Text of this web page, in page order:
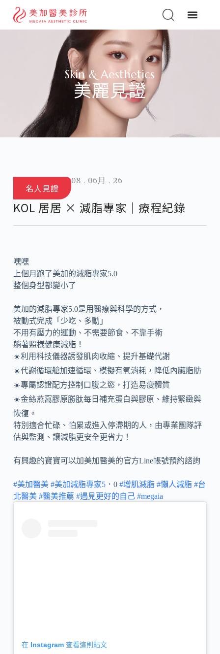
Skin & Aesthetics
美麗見證
名人見證
08 . 06月 . 26
KOL 居居 × 減脂專家｜療程紀錄
嘿嘿
上個月跑了美加的減脂專家5.0
整個身型都變小了
美加的減脂專家5.0是用醫療與科學的方式，
被動式完成「少吃、多動」
不用有壓力的運動、不需要節食、不靠手術
躺著照樣健康減脂！
☀️利用科技儀器誘發肌肉收縮、提升基礎代謝
☀️代謝循環艙加速循環、模擬有氧消耗，降低內臟脂肪
☀️專屬認證配方控制口腹之慾，打造易瘦體質
☀️金絲燕窩膠原勝肽每日補充蛋白與膠原、維持緊緻與
恢復。
特別適合忙碌、怕累或進入停滯期的人，由專業團隊評
估與監測、讓減脂更安全更省力！
有興趣的寶寶可以加美加醫美的官方Line帳號預約諮詢
#美加醫美 #美加減脂專家5．0 #增肌減脂 #懶人減脂 #台
北醫美 #醫美推薦 #遇見更好的自己 #megaia
在 Instagram 查看這則貼文